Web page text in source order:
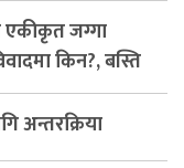
एकीकृत जग्गा
किन?, बस्ति
हुने
अन्तरक्रिया